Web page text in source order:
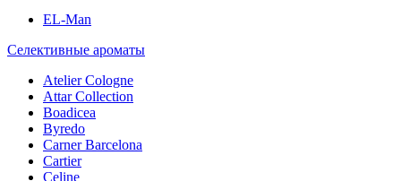
EL-Man
Селективные ароматы
Atelier Cologne
Attar Collection
Boadicea
Byredo
Carner Barcelona
Cartier
Celine